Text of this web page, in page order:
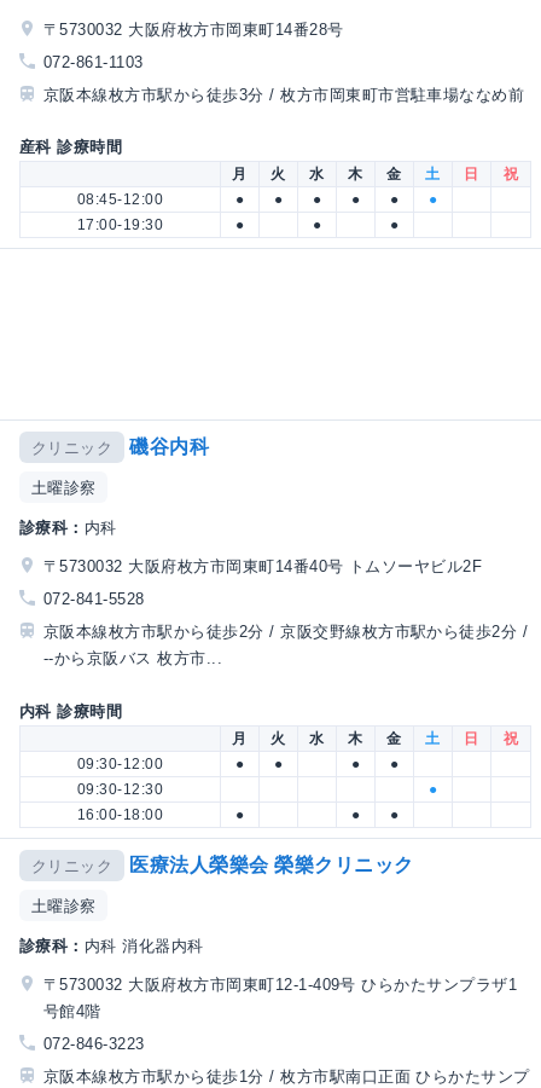
〒5730032 大阪府枚方市岡東町14番28号
072-861-1103
京阪本線枚方市駅から徒歩3分 / 枚方市岡東町市営駐車場ななめ前
産科 診療時間
月 火 水 木 金 土 日
祝
08:45-12:00
● ● ● ● ●
●
17:00-19:30
● ● ●
クリニック 磯谷内科
土曜診察
診療科： 内科
〒5730032 大阪府枚方市岡東町14番40号 トムソーヤビル2F
072-841-5528
京阪本線枚方市駅から徒歩2分 / 京阪交野線枚方市駅から徒歩2分 /
--から京阪バス 枚方市...
内科 診療時間
月 火 水 木 金 土 日
祝
09:30-12:00
● ● ●
●
09:30-12:30
●
16:00-18:00
● ● ●
クリニック 医療法人榮樂会 榮樂クリニック
土曜診察
診療科： 内科 消化器内科
〒5730032 大阪府枚方市岡東町12-1-409号 ひらかたサンプラザ1
号館4階
072-846-3223
京阪本線枚方市駅から徒歩1分 / 枚方市駅南口正面 ひらかたサンプ